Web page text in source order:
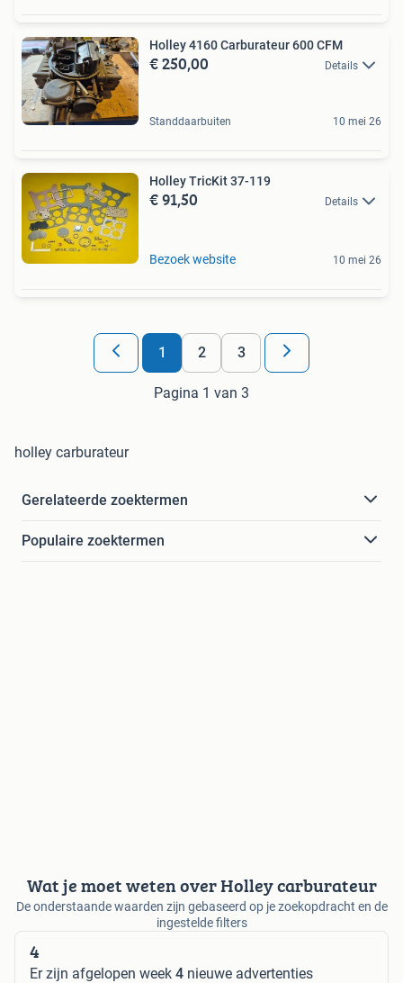
Holley 4160 Carburateur 600 CFM
€ 250,00 Details
Standdaarbuiten 10 mei 26
Holley TricKit 37-119
€ 91,50 Details
Bezoek website 10 mei 26
1 2 3
Pagina 1 van 3
holley carburateur
Gerelateerde zoektermen
Populaire zoektermen
Wat je moet weten over Holley carburateur
De onderstaande waarden zijn gebaseerd op je zoekopdracht en de
ingestelde filters
4
Er zijn afgelopen week 4 nieuwe advertenties